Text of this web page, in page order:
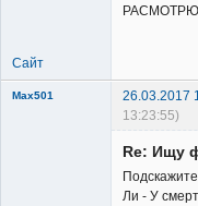
Сайт
Max501 26.03.2017
13:23:55)
Re: Ищу
Ли - У